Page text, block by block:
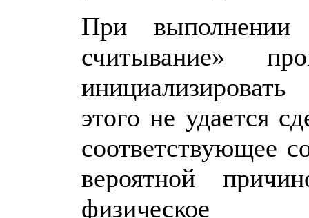
При выполнении
считывание»
этого не удается
соответствующее
вероятной